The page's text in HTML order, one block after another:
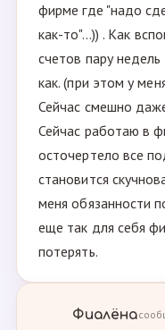
фирме где "надо
как-то"...)) . Как
счетов пару
как. (при этом у
Сейчас смешно
Сейчас работаю в
осточертело все
становится
меня обязанности
еще так для себя
потерять.
Фиалёна